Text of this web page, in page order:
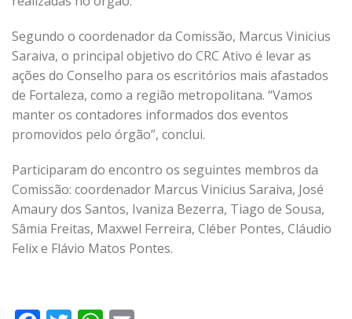
Segundo o coordenador da Comissão, Marcus Vinicius
Saraiva, o principal objetivo do CRC Ativo é levar as
ações do Conselho para os escritórios mais afastados
de Fortaleza, como a região metropolitana. “Vamos
manter os contadores informados dos eventos
promovidos pelo órgão”, conclui.
Participaram do encontro os seguintes membros da
Comissão: coordenador Marcus Vinicius Saraiva, José
Amaury dos Santos, Ivaniza Bezerra, Tiago de Sousa,
Sâmia Freitas, Maxwel Ferreira, Cléber Pontes, Cláudio
Felix e Flávio Matos Pontes.